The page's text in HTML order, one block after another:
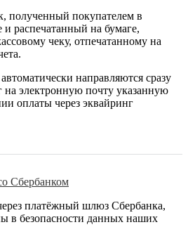
полученный покупателем в
распечатанный на бумаге,
чеку, отпечатанному на
направляются сразу
на электронную почту указанную
оплаты через эквайринг
Сбербанком
платёжный шлюз Сбербанка,
в безопасности данных наших